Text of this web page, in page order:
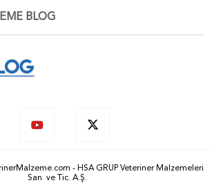
BLOG
- HSA GRUP Veteriner Malzemeleri
San. ve Tic. A.Ş.